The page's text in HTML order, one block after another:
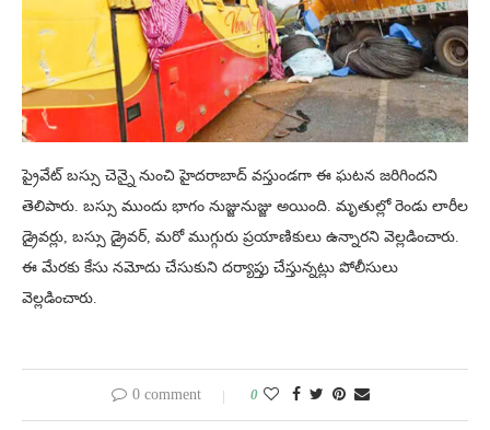
ప్రైవేట్‌ బస్సు చెన్నై నుంచి హైదరాబాద్‌ వస్తుండగా ఈ ఘటన జరిగిందని
తెలిపారు. బస్సు ముందు భాగం నుజ్జునుజ్జు అయింది. మృతుల్లో రెండు లారీల
డ్రైవర్లు, బస్సు డ్రైవర్‌, మరో ముగ్గురు ప్రయాణికులు ఉన్నారని వెల్లడించారు.
ఈ మేరకు కేసు నమోదు చేసుకుని దర్యాప్తు చేస్తున్నట్లు పోలీసులు
వెల్లడించారు.
0 comment 0